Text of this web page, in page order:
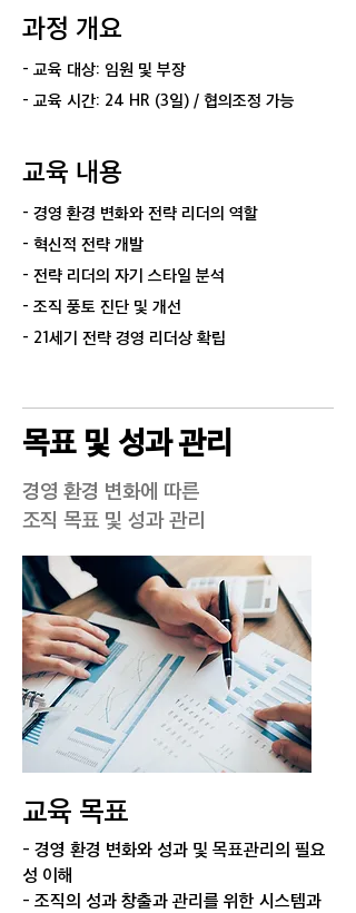
과정 개요
- 교육 대상: 임원 및 부장
- 교육 시간: 24 HR (3일) / 협의조정 가능
교육 내용
- 경영 환경 변화와 전략 리더의 역할
- 혁신적 전략 개발
- 전략 리더의 자기 스타일 분석
- 조직 풍토 진단 및 개선
- 21세기 전략 경영 리더상 확립
목표 및 성과 관리
경영 환경 변화에 따른
조직 목표 및 성과 관리
교육 목표
- 경영 환경 변화와 성과 및 목표관리의 필요
성 이해
- 조직의 성과 창출과 관리를 위한 시스템과